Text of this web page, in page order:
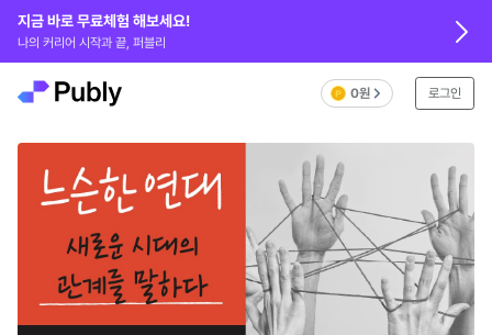
0원 로그인
지금 바로 무료체험 해보세요!
나의 커리어 시작과 끝, 퍼블리